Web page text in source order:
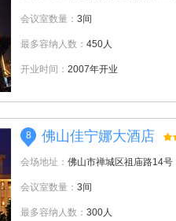
会议室数量： 3间
最多容纳人数： 450人
开业时间： 2007年开业
8 佛山佳宁娜大酒店
会场地址： 佛山市禅城区祖庙路14号
会议室数量： 3间
最多容纳人数： 300人